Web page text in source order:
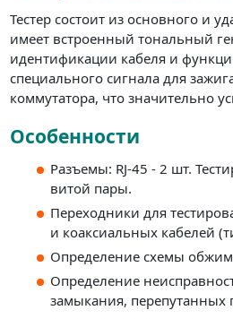
Тестер состоит из основного и
имеет встроенный тональный
идентификации кабеля и
специального сигнала для
коммутатора, что значительно
Особенности
Разъемы: RJ-45 - 2 шт.
витой пары.
Переходники для
и коаксиальных кабелей
Определение схемы
Определение
замыкания, перепутанных